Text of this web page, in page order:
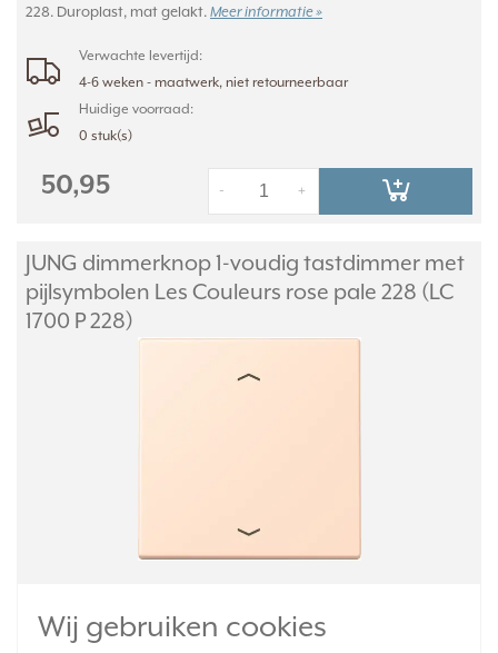
Wij gebruiken cookies
228. Duroplast, mat gelakt. Meer informatie »
Verwachte levertijd:
4-6 weken - maatwerk, niet retourneerbaar
Huidige voorraad:
0 stuk(s)
50,95 +
-
JUNG dimmerknop 1-voudig tastdimmer met
pijlsymbolen Les Couleurs rose pale 228 (LC
1700 P 228)
handmatig bedienen van jaloezie, rolluik, markiezen of verlichting.
Icm basiselementen LB Management "jaloezie" art.nr.: 1730 JE en